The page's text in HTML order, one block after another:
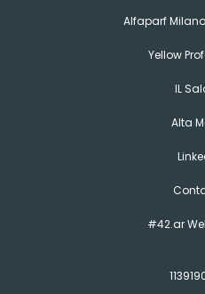
Alfaparf
Yellow
IL
Alta
#42.ar